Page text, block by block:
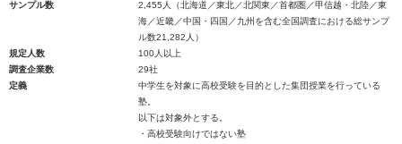
サンプル数
2,455人（北海道／東北／北関東／首都圏／甲信越・北陸／東
海／近畿／中国・四国／九州を含む全国調査における総サンプ
ル数21,282人）
規定人数
100人以上
調査企業数
29社
定義
中学生を対象に高校受験を目的とした集団授業を行っている
塾。
以下は対象外とする。
・高校受験向けではない塾